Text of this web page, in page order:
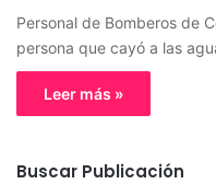
Personal de Bomberos de
persona que cayó a las
Leer más »
Buscar Publicación